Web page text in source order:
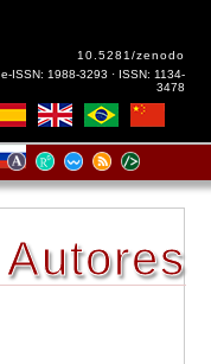
10.5281/zenodo
e-ISSN: 1988-3293 · ISSN: 1134-
3478
Autores